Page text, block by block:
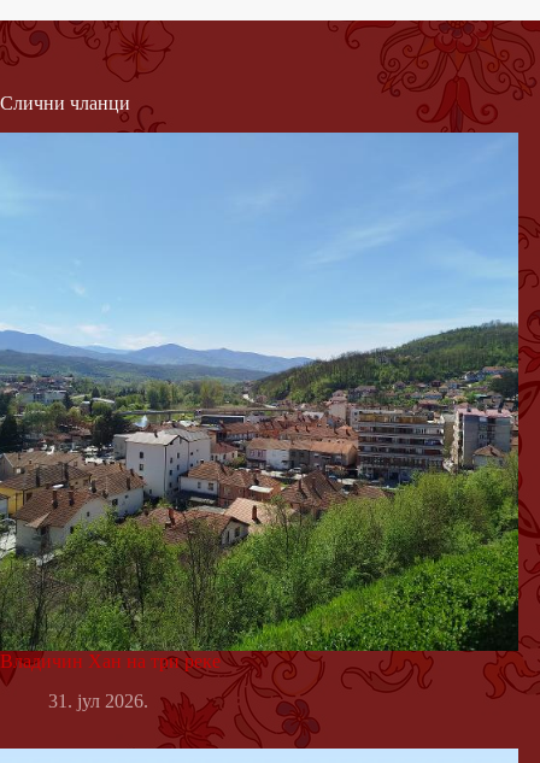
Слични чланци
Владичин Хан на три реке
31. јул 2026.